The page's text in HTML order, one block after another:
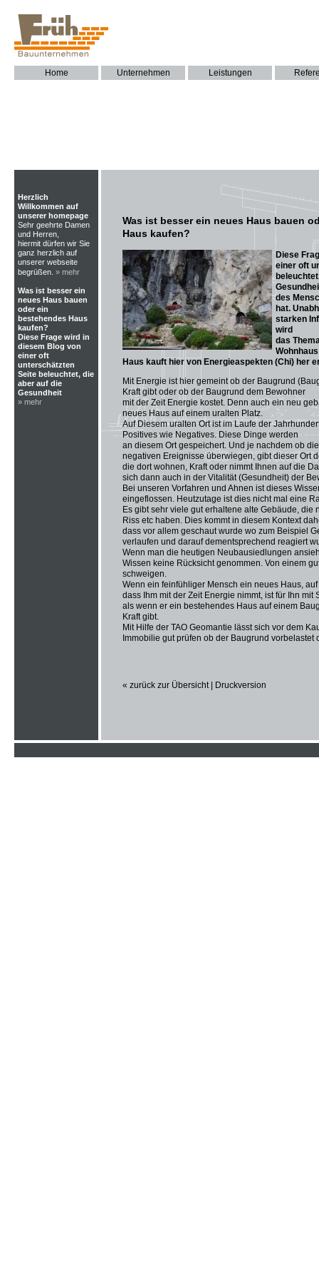
Home Unternehmen Leistungen
Herzlich
Willkommen auf
unserer homepage
Sehr geehrte Damen
und Herren,
hiermit dürfen wir Sie
ganz herzlich auf
unserer webseite
begrüßen. » mehr
Was ist besser ein
neues Haus bauen
oder ein
bestehendes Haus
kaufen?
Diese Frage wird in
diesem Blog von
einer oft
unterschätzten
Seite beleuchtet, die
aber auf die
Gesundheit
» mehr
Was ist besser ein neues Haus bauen
Haus kaufen?
Diese
einer oft
des
hat.
starken
wird
das
Haus kauft hier von Energieaspekten (Chi) her
Mit Energie ist hier gemeint ob der Baugrund
Kraft gibt oder ob der Baugrund dem Bewohner
mit der Zeit Energie kostet. Denn auch ein neu
neues Haus auf einem uralten Platz.
Auf Diesem uralten Ort ist im Laufe der
Positives wie Negatives. Diese Dinge werden
an diesem Ort gespeichert. Und je nachdem ob
negativen Ereignisse überwiegen, gibt dieser Ort
die dort wohnen, Kraft oder nimmt Ihnen auf die
sich dann auch in der Vitalität (Gesundheit) der
Bei unseren Vorfahren und Ahnen ist dieses
eingeflossen. Heutzutage ist dies nicht mal eine
Es gibt sehr viele gut erhaltene alte Gebäude, die
Riss etc haben. Dies kommt in diesem Kontext
dass vor allem geschaut wurde wo zum Beispiel
verlaufen und darauf dementsprechend reagiert
Wenn man die heutigen Neubausiedlungen
Wissen keine Rücksicht genommen. Von einem
schweigen.
Wenn ein feinfühliger Mensch ein neues Haus,
dass Ihm mit der Zeit Energie nimmt, ist für Ihn mit
als wenn er ein bestehendes Haus auf einem
Kraft gibt.
Mit Hilfe der TAO Geomantie lässt sich vor dem
Immobilie gut prüfen ob der Baugrund vorbelastet
« zurück zur Übersicht| Druckversion